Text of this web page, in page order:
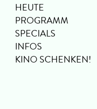
HEUTE
PROGRAMM
SPECIALS
INFOS
KINO SCHENKEN!